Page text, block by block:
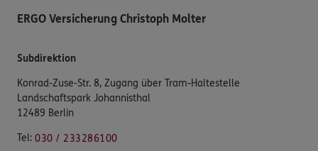
ERGO Versicherung Christoph Molter
Subdirektion
Konrad-Zuse-Str. 8, Zugang über Tram-Haltestelle
Landschaftspark Johannisthal
12489 Berlin
Tel: 030 / 233286100